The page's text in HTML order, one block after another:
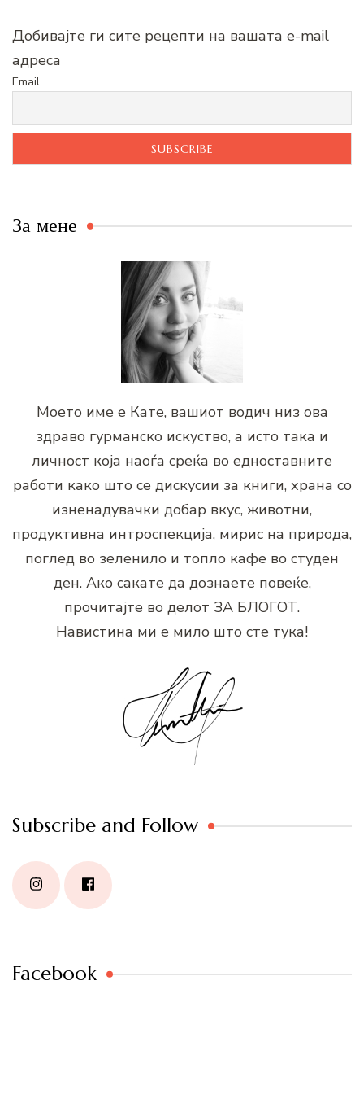
Добивајте ги сите рецепти на вашата e-mail
адреса
Email
За мене
Моето име е Кате, вашиот водич низ ова
здраво гурманско искуство, а исто така и
личност која наоѓа среќа во едноставните
работи како што се дискусии за книги, храна со
изненадувачки добар вкус, животни,
продуктивна интроспекција, мирис на природа,
поглед во зеленило и топло кафе во студен
ден. Ако сакате да дознаете повеќе,
прочитајте во делот ЗА БЛОГОТ.
Навистина ми е мило што сте тука!
Subscribe and Follow
Facebook